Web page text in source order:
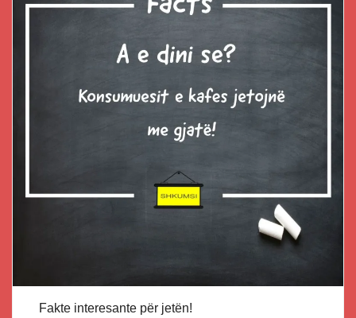
Fakte interesante për jetën!